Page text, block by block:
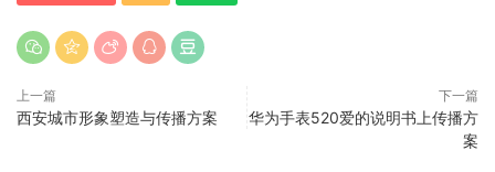
上一篇
西安城市形象塑造与传播方案
下一篇
华为手表520爱的说明书上传播方
案